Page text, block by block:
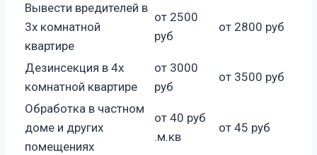
Вывести вредителей в
3х комнатной
квартире
от 2500
руб
от 2800 руб
Дезинсекция в 4х
комнатной квартире
от 3000
руб
от 3500 руб
Обработка в частном
доме и других
помещениях
от 40 руб
.м.кв
от 45 руб